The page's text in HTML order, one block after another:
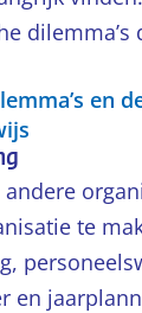
en
te
en